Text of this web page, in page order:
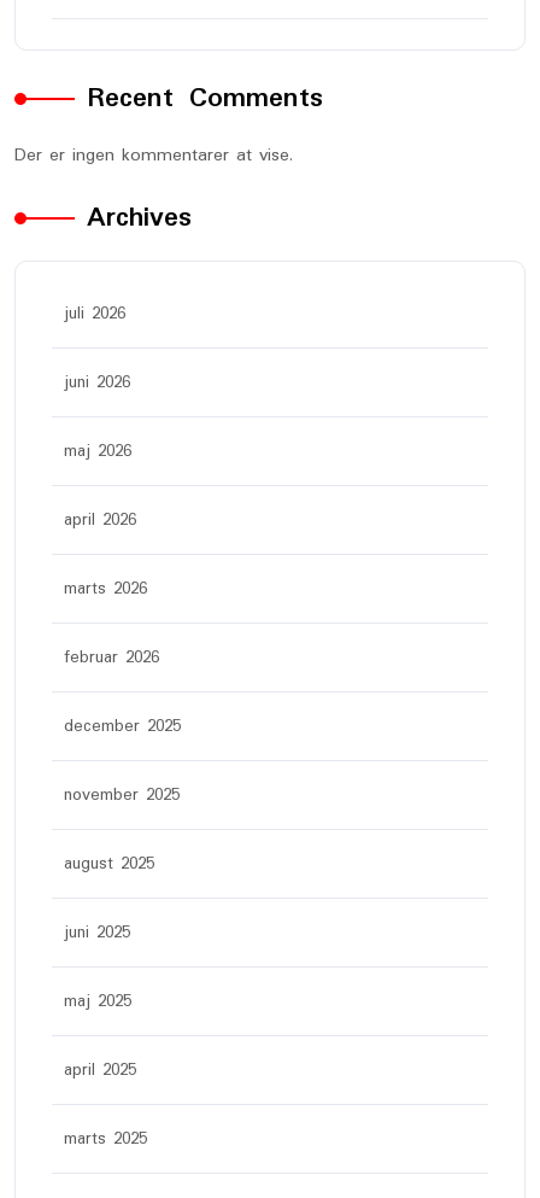
Recent Comments
Der er ingen kommentarer at vise.
Archives
juli 2026
juni 2026
maj 2026
april 2026
marts 2026
februar 2026
december 2025
november 2025
august 2025
juni 2025
maj 2025
april 2025
marts 2025